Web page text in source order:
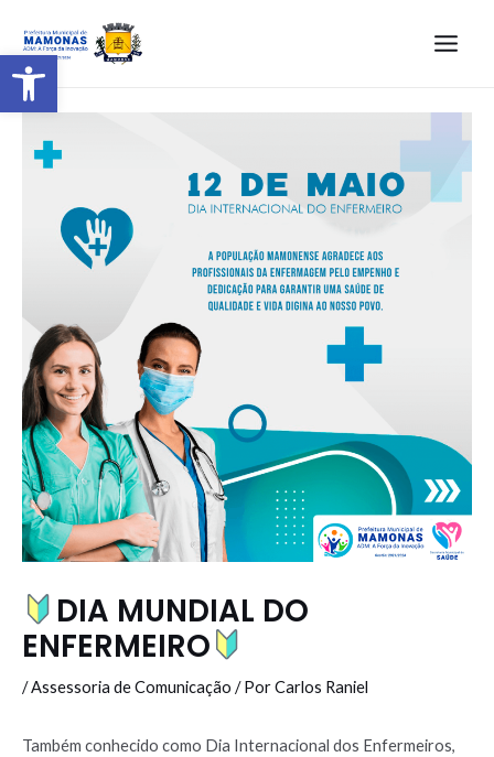
Barra de Ferramentas Aberta
DIA MUNDIAL DO
ENFERMEIRO
/Assessoria de Comunicação / PorCarlos Raniel
Também conhecido como Dia Internacional dos Enfermeiros,